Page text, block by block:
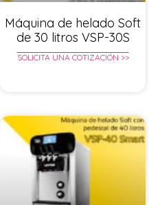
Máquina de helado Soft
de 30 litros VSP-30S
SOLICITA UNA COTIZACIÓN >>